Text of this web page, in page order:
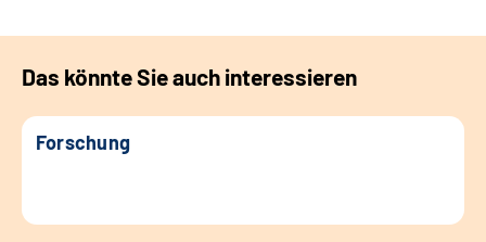
Das könnte Sie auch interessieren
Forschung